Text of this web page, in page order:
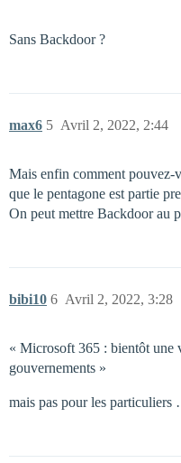
Sans Backdoor ?
max6 Avril 2, 2022, 2:44
5
Mais enfin comment pouvez-
que le pentagone est partie
On peut mettre Backdoor au
bibi10 Avril 2, 2022, 3:28
6
« Microsoft 365 : bientôt une
gouvernements »
mais pas pour les particuliers